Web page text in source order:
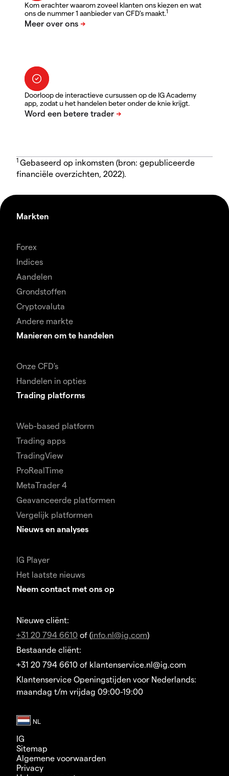
Kom erachter waarom zoveel klanten ons kiezen en wat
ons de nummer 1 aanbieder van CFD's maakt.1
Doorloop de interactieve cursussen op de IG Academy
app, zodat u het handelen beter onder de knie krijgt.
1 Gebaseerd op inkomsten (bron: gepubliceerde
financiële overzichten, 2022).
Markten
Forex
Indices
Aandelen
Grondstoffen
Cryptovaluta
Andere markte
Manieren om te handelen
Onze CFD's
Handelen in opties
Trading platforms
Web-based platform
Trading apps
TradingView
ProRealTime
MetaTrader 4
Geavanceerde platformen
Vergelijk platformen
Nieuws en analyses
IG Player
Het laatste nieuws
Neem contact met ons op
Nieuwe cliënt:
+31 20 794 6610 of (info.nl@ig.com)
Bestaande cliënt:
+31 20 794 6610 of klantenservice.nl@ig.com
Klantenservice Openingstijden voor Nederlands:
maandag t/m vrijdag 09:00-19:00
IG
Sitemap
Algemene voorwaarden
Privacy